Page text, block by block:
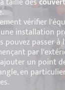
vérifier
installation
pouvez passer
par
un point
en